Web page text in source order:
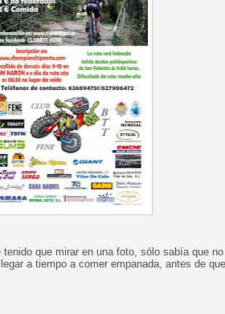
que mirar en una foto, sólo sabía que no
a tiempo a comer empanada, antes de